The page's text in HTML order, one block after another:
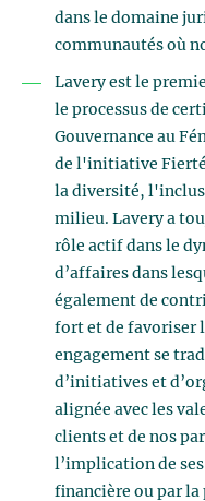
dans le domaine
communautés où
Lavery est le
le processus de
Gouvernance au
de l'initiative
la diversité,
milieu. Lavery a
rôle actif dans le
d’affaires dans
également de
fort et de favoriser
engagement se
d’initiatives et
alignée avec les
clients et de nos
l’implication de
financière ou par